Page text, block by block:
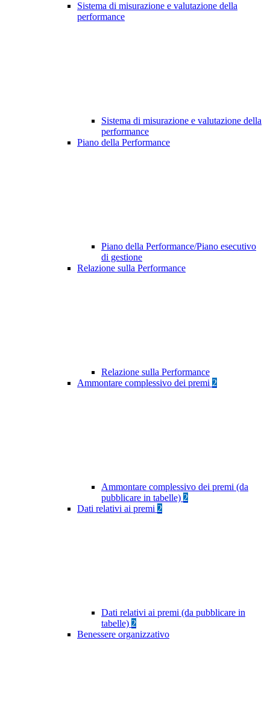
Sistema di misurazione e valutazione della
performance
Sistema di misurazione e valutazione della
performance
Piano della Performance
Piano della Performance/Piano esecutivo
di gestione
Relazione sulla Performance
Relazione sulla Performance
Ammontare complessivo dei premi 2
Ammontare complessivo dei premi (da
pubblicare in tabelle) 2
Dati relativi ai premi 2
Dati relativi ai premi (da pubblicare in
tabelle) 2
Benessere organizzativo